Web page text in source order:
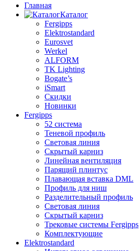
Главная
Каталог
Fergipps
Elektrostandard
Eurosvet
Werkel
ALFORM
TK Lighting
Bogate’s
iSmart
Скидки
Новинки
Fergipps
52 система
Теневой профиль
Световая линия
Скрытый карниз
Линейная вентиляция
Парящий плинтус
Плавающая вставка DML
Профиль для ниш
Разделительный профиль
Световая линия
Скрытый карниз
Трековые системы Fergipps
Комплектующие
Elektrostandard